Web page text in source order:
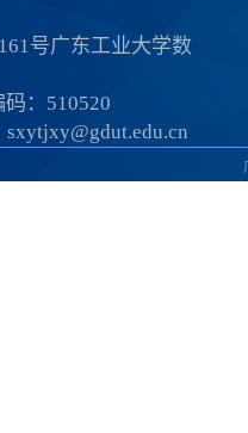
号广东工业大学数
：510520
sxytjxy@gdut.edu.cn